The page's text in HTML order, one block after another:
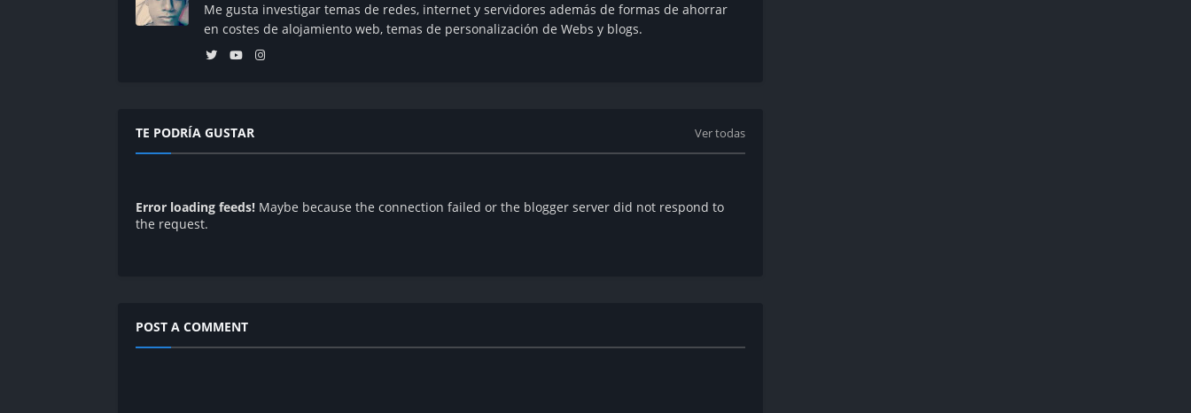
Me gusta investigar temas de redes, internet y servidores además de formas de ahorrar
en costes de alojamiento web, temas de personalización de Webs y blogs.
TE PODRÍA GUSTAR Ver todas
Error loading feeds! Maybe because the connection failed or the blogger server did not respond to
the request.
POST A COMMENT